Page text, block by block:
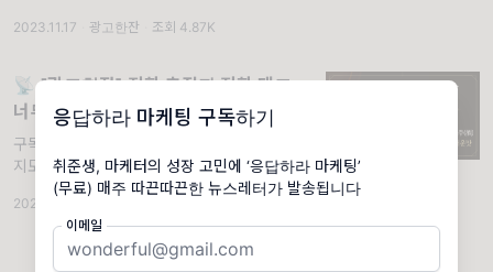
응답하라 마케팅 구독하기
취준생, 마케터의 성장 고민에 ‘응답하라 마케팅’
(무료) 매주 따끈따끈한 뉴스레터가 발송됩니다
이메일
지는 요즘이야😢 지난 시간까지 총 3편에 걸쳐
2023.11.17 광고한잔 조회 4.87K
📡 [광고한잔] 전환 추적과 전환 태그,
너무..맵다🔥
구독자 응답이, 너도 오늘은 구글애즈 맵찔이일
지도?. (에디터 옵형😎)우리 응답이들 오랜만
이야🖐 오늘 뉴스레터는 2024년 새해에 처음
으로 우리 응답이들에게 보내는 광고 한잔 콘텐
츠네🥂 우리 응답이들 새해 복 많이 받고 다들
2024.01.12